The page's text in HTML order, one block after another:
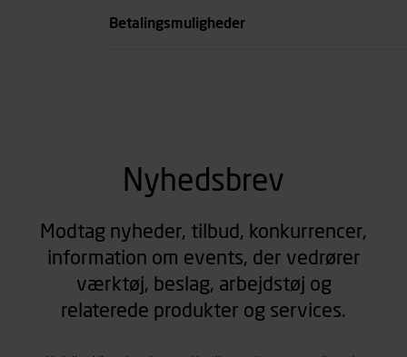
Betalingsmuligheder
Nyhedsbrev
Modtag nyheder, tilbud, konkurrencer,
information om events, der vedrører
værktøj, beslag, arbejdstøj og
relaterede produkter og services.